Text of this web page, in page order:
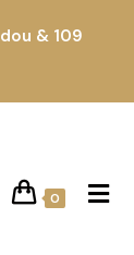
& 109
0